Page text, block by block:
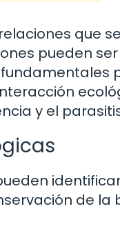
que
pueden
y el
de la